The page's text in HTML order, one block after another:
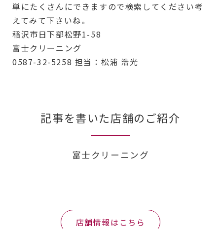
単にたくさんにできますので検索してください考
えてみて下さいね。
稲沢市日下部松野1-58
富士クリーニング
0587-32-5258 担当：松浦 浩光
記事を書いた店舗のご紹介
富士クリーニング
店舗情報はこちら